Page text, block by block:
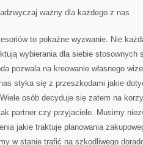
ważny dla każdego z nas
to pokaźne wyzwanie. Nie
wybierania dla siebie stosownych
pozwala na kreowanie własnego
styka się z przeszkodami jakie
osób decyduje się zatem na
partner czy przyjaciele. Musimy
jakie traktuje planowania
w stanie trafić na szkodliwego